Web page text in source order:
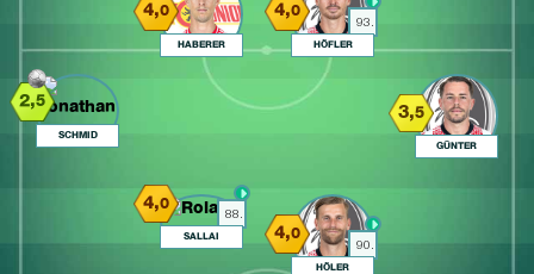
4,0
HABERER
93.
4,0
HÖFLER
2,5
SCHMID
3,5
GÜNTER
88.
4,0
SALLAI
90.
4,0
HÖLER